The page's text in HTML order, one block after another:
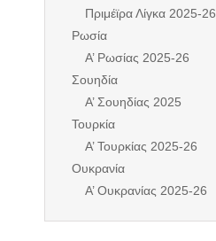
Πριμέϊρα Λίγκα 2025-26
Ρωσία
Α’ Ρωσίας 2025-26
Σουηδία
Α’ Σουηδίας 2025
Τουρκία
Α’ Τουρκίας 2025-26
Ουκρανία
Α’ Ουκρανίας 2025-26